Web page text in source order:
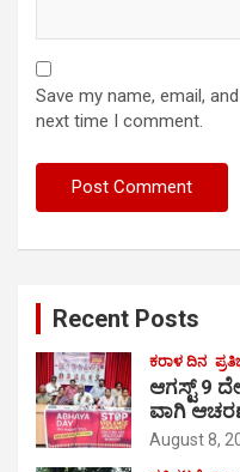
Save my name, email,
next time I comment.
Recent Posts
ಕರಾಳ ದಿನ
ಆಗಸ್ಟ್ 9
ವಾಗಿ
August 8,